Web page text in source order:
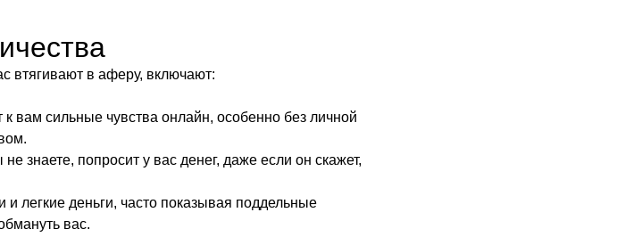
втягивают в аферу, включают:
вам сильные чувства онлайн, особенно без личной
знаете, попросит у вас денег, даже если он скажет,
легкие деньги, часто показывая поддельные
вас.